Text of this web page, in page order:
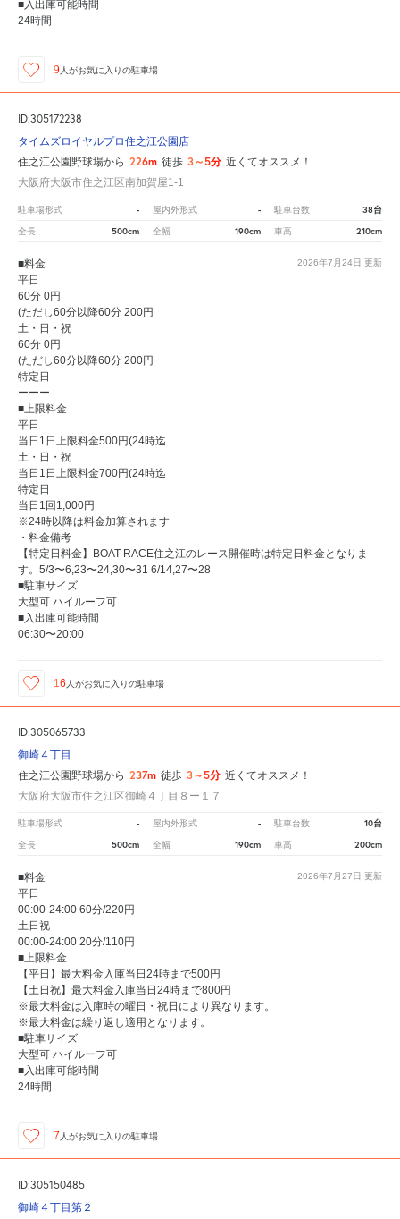
■入出庫可能時間
24時間
9 人がお気に入りの駐車場
ID:305172238
タイムズロイヤルプロ住之江公園店
住之江公園野球場から 226m 徒歩 3～5分 近くてオススメ！
大阪府大阪市住之江区南加賀屋1-1
駐車場形式 - 屋内外形式 - 駐車台数 38台
全長 500cm 全幅 190cm 車高 210cm
2026年7月24日 更新
■料金
平日
60分 0円
(ただし60分以降60分 200円
土・日・祝
60分 0円
(ただし60分以降60分 200円
特定日
ーーー
■上限料金
平日
当日1日上限料金500円(24時迄
土・日・祝
当日1日上限料金700円(24時迄
特定日
当日1回1,000円
※24時以降は料金加算されます
・料金備考
【特定日料金】BOAT RACE住之江のレース開催時は特定日料金となりま
す。5/3〜6,23〜24,30〜31 6/14,27〜28
■駐車サイズ
大型可 ハイルーフ可
■入出庫可能時間
06:30〜20:00
16 人がお気に入りの駐車場
ID:305065733
御崎４丁目
住之江公園野球場から 237m 徒歩 3～5分 近くてオススメ！
大阪府大阪市住之江区御崎４丁目８ー１７
駐車場形式 - 屋内外形式 - 駐車台数 10台
全長 500cm 全幅 190cm 車高 200cm
2026年7月27日 更新
■料金
平日
00:00-24:00 60分/220円
土日祝
00:00-24:00 20分/110円
■上限料金
【平日】最大料金入庫当日24時まで500円
【土日祝】最大料金入庫当日24時まで800円
※最大料金は入庫時の曜日・祝日により異なります。
※最大料金は繰り返し適用となります。
■駐車サイズ
大型可 ハイルーフ可
■入出庫可能時間
24時間
7 人がお気に入りの駐車場
ID:305150485
御崎４丁目第２